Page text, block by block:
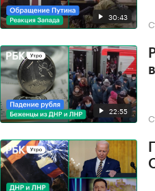
30:43
22:55